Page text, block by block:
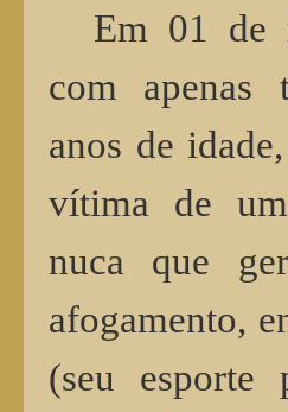
Em 01 de
com apenas
anos de
vítima de
nuca que
afogamento,
(seu esporte